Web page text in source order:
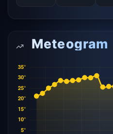
Meteogram